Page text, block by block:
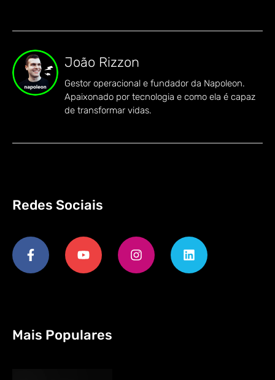
João Rizzon
Gestor operacional e fundador da Napoleon.
Apaixonado por tecnologia e como ela é capaz
de transformar vidas.
Redes Sociais
Mais Populares